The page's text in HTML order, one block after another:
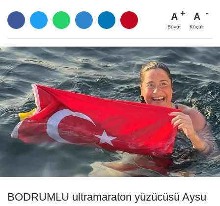
A
Büyüt
A
Küçült
BODRUMLU ultramaraton yüzücüsü Aysu